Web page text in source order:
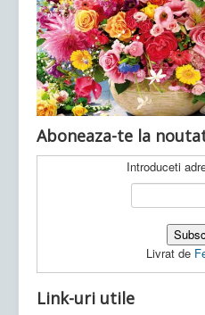
Ultimele articole: Vi,
Județean
Aboneaza-te la
Introduceti
Livrat de
Link-uri utile